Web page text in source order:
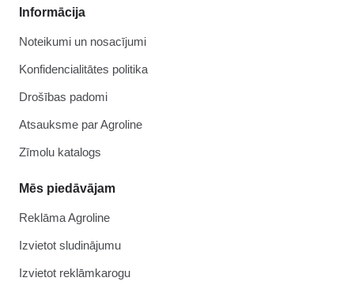
Informācija
Noteikumi un nosacījumi
Konfidencialitātes politika
Drošības padomi
Atsauksme par Agroline
Zīmolu katalogs
Mēs piedāvājam
Reklāma Agroline
Izvietot sludinājumu
Izvietot reklāmkarogu